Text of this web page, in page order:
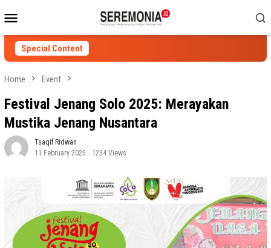
to
contentMenu
Special Content
Home Event
Festival Jenang Solo 2025: Merayakan
Mustika Jenang Nusantara
Tsaqif Ridwan
11 February 2025
1234 Views